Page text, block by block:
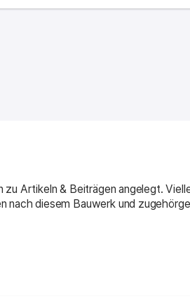
zu Artikeln & Beiträgen angelegt.
nach diesem Bauwerk und